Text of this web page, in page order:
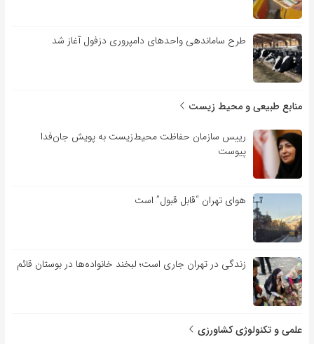
طرح ساماندهی واحدهای دامپروری دزفول آغاز شد
منابع طبیعی و محیط زیست
رییس سازمان حفاظت محیط‌زیست به پویش جان‌فدا
پیوست
هوای تهران “قابل قبول” است
زندگی در تهران جاری است؛ لبخند خانواده‌ها در بوستان قائم
علمی و تکنولوژی کشاورزی